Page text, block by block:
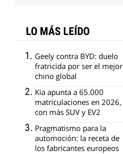
LO MÁS LEÍDO
Geely contra BYD: duelo
fratricida por ser el mejor
chino global
Kia apunta a 65.000
matriculaciones en 2026,
con más SUV y EV2
Pragmatismo para la
automoción: la receta de
los fabricantes europeos